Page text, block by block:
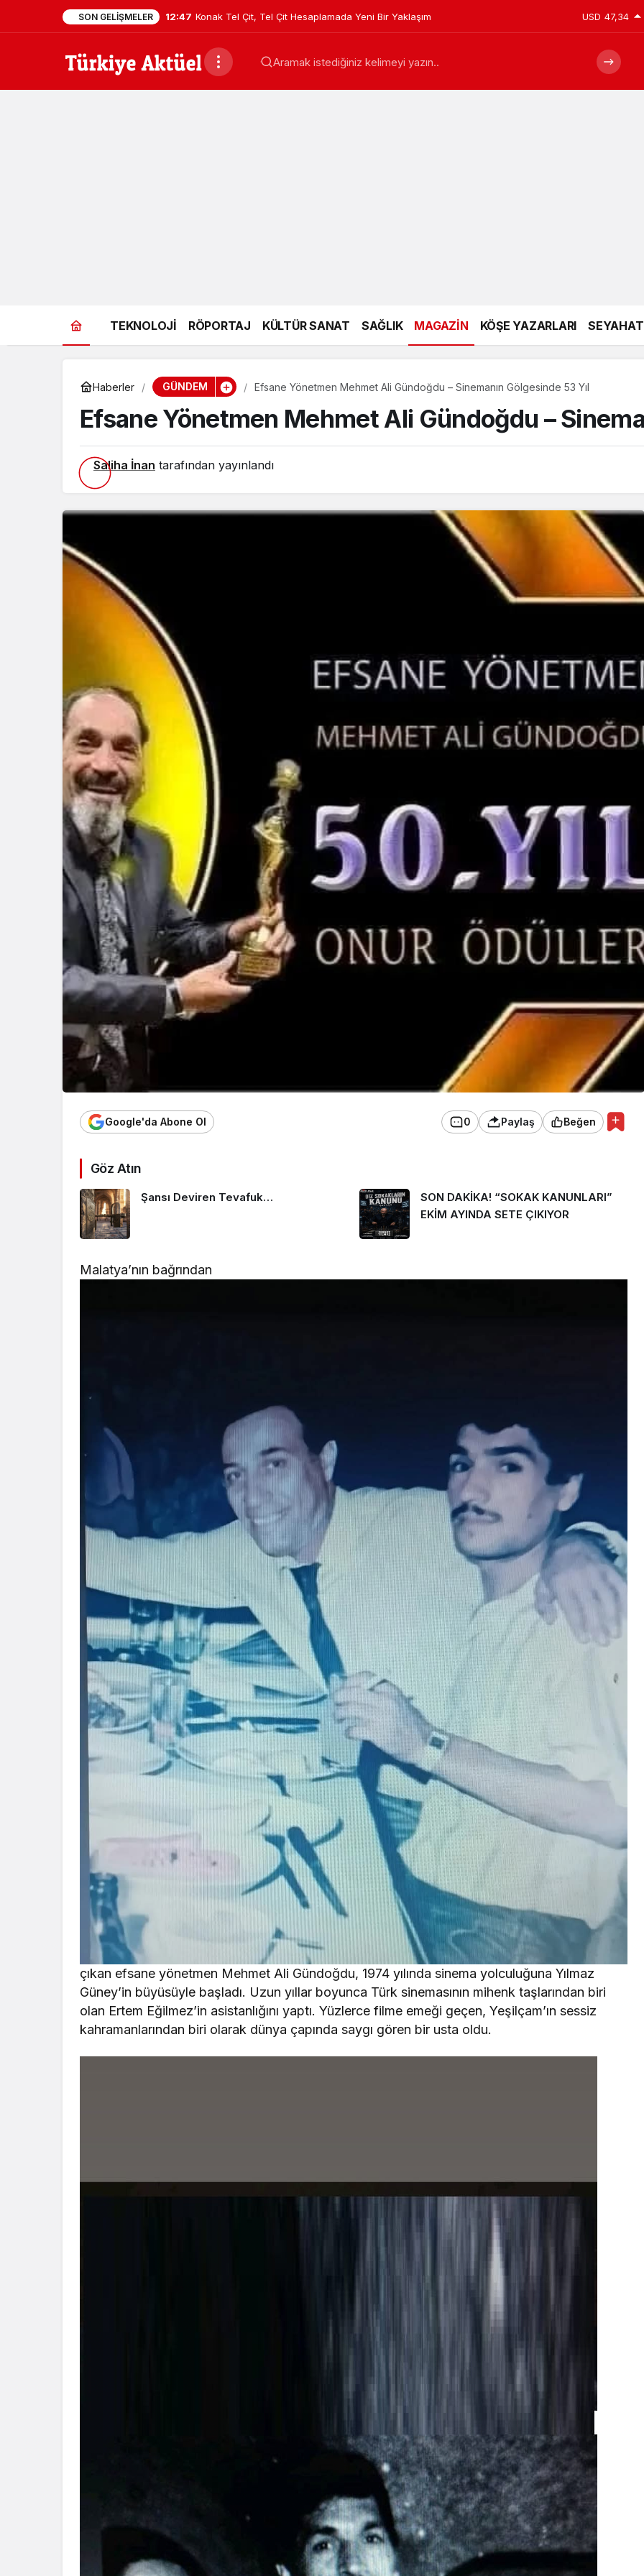
SON GELIŞMELER 12:47 Konak Tel Çit, Tel Çit Hesaplamada Yeni Bir Yaklaşım USD 47,34
TEKNOLOJİ RÖPORTAJ KÜLTÜR SANAT SAĞLIK MAGAZİN KÖŞE YAZARLARI SEYAHAT
Haberler GÜNDEM Efsane Yönetmen Mehmet Ali Gündoğdu – Sinemanın Gölgesinde 53 Yıl
Efsane Yönetmen Mehmet Ali Gündoğdu –
Saliha İnan tarafından yayınlandı
Google'da Abone Ol 0 Paylaş Beğen
Göz Atın
Şansı Deviren Tevafuk…
SON DAKİKA! “SOKAK KANUNLARI”
EKİM AYINDA SETE ÇIKIYOR
Malatya’nın bağrından
çıkan efsane yönetmen Mehmet Ali Gündoğdu, 1974 yılında sinema yolculuğuna Yılmaz
Güney’in büyüsüyle başladı. Uzun yıllar boyunca Türk sinemasının mihenk taşlarından biri
olan Ertem Eğilmez’in asistanlığını yaptı. Yüzlerce filme emeği geçen, Yeşilçam’ın sessiz
kahramanlarından biri olarak dünya çapında saygı gören bir usta oldu.
Konak Tel Çit, Tel Çit
Hesaplamada Yeni Bir
Yaklaşım
Şansı Deviren